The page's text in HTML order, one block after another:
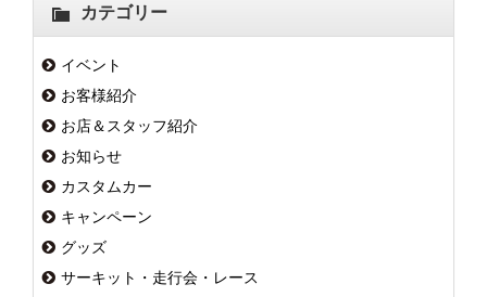
カテゴリー
イベント
お客様紹介
お店＆スタッフ紹介
お知らせ
カスタムカー
キャンペーン
グッズ
サーキット・走行会・レース